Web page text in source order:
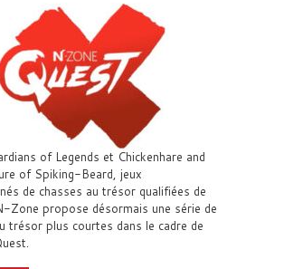
of Legends et Chickenhare and
of Spiking-Beard, jeux
de chasses au trésor qualifiées de
Zone propose désormais une série de
trésor plus courtes dans le cadre de